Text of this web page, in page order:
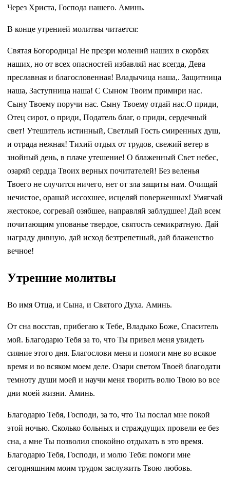
Через Христа, Господа нашего. Аминь.
В конце утренией молитвы читается:
Святая Богородица! Не презри молений наших в скорбях
наших, но от всех опасностей избавляй нас всегда, Дева
преславная и благословенная! Владычица наша,. Защитница
наша, Заступница наша! С Сыном Твоим примири нас.
Сыну Твоему поручи нас. Сыну Твоему отдай нас.О приди,
Отец сирот, о приди, Податель благ, о приди, сердечный
свет! Утешитель истинный, Светлый Гость смиренных душ,
и отрада нежная! Тихий отдых от трудов, свежий ветер в
знойный день, в плаче утешение! О блаженный Свет небес,
озаряй сердца Твоих верных почитателей! Без веленья
Твоего не случится ничего, нет от зла защиты нам. Очищай
нечистое, орашай иссохшее, исцеляй поверженных! Умягчай
жестокое, согревай озябшее, направляй заблудшее! Дай всем
почитающим упованье твердое, святость семикратную. Дай
награду дивную, дай исход безтрепетный, дай блаженство
вечное!
Утренние молитвы
Во имя Отца, и Сына, и Святого Духа. Аминь.
От сна восстав, прибегаю к Тебе, Владыко Боже, Спаситель
мой. Благодарю Тебя за то, что Ты привел меня увидеть
сияние этого дня. Благослови меня и помоги мне во всякое
время и во всяком моем деле. Озари светом Твоей благодати
темноту души моей и научи меня творить волю Твою во все
дни моей жизни. Аминь.
Благодарю Тебя, Господи, за то, что Ты послал мне покой
этой ночью. Сколько больных и страждущих провели ее без
сна, а мне Ты позволил спокойно отдыхать в это время.
Благодарю Тебя, Господи, и молю Тебя: помоги мне
сегодняшним моим трудом заслужить Твою любовь.